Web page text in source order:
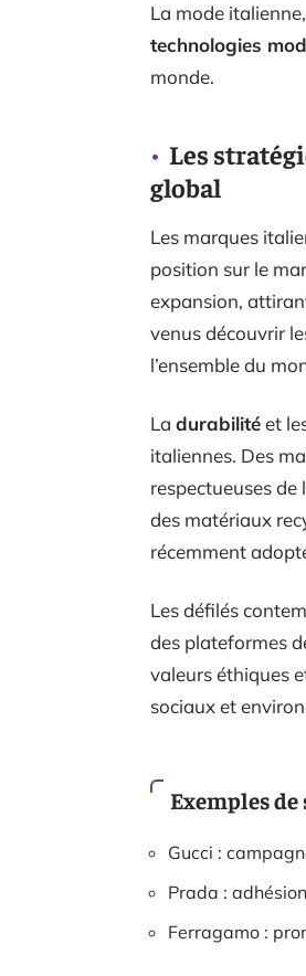
La mode
technologies
monde.
Les
global
Les marques
position sur le
expansion,
venus découvrir
l’ensemble du
La durabilitéet
italiennes. Des
respectueuses de
des matériaux
récemment
Les défilés
des plateformes
valeurs éthiques
sociaux et
Exemples
Gucci :
Prada :
Ferragamo :